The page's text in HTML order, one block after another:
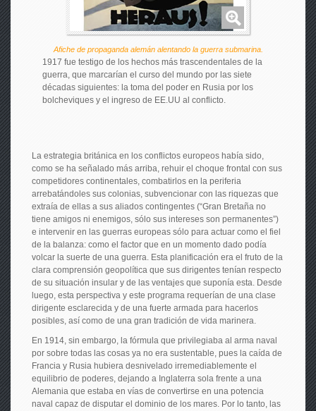
Afiche de propaganda alemán alentando la guerra submarina.
1917 fue testigo de los hechos más trascendentales de la
guerra, que marcarían el curso del mundo por las siete
décadas siguientes: la toma del poder en Rusia por los
bolcheviques y el ingreso de EE.UU al conflicto.
La estrategia británica en los conflictos europeos había sido,
como se ha señalado más arriba, rehuir el choque frontal con sus
competidores continentales, combatirlos en la periferia
arrebatándoles sus colonias, subvencionar con las riquezas que
extraía de ellas a sus aliados contingentes (“Gran Bretaña no
tiene amigos ni enemigos, sólo sus intereses son permanentes”)
e intervenir en las guerras europeas sólo para actuar como el fiel
de la balanza: como el factor que en un momento dado podía
volcar la suerte de una guerra. Esta planificación era el fruto de la
clara comprensión geopolítica que sus dirigentes tenían respecto
de su situación insular y de las ventajes que suponía esta. Desde
luego, esta perspectiva y este programa requerían de una clase
dirigente esclarecida y de una fuerte armada para hacerlos
posibles, así como de una gran tradición de vida marinera.
En 1914, sin embargo, la fórmula que privilegiaba al arma naval
por sobre todas las cosas ya no era sustentable, pues la caída de
Francia y Rusia hubiera desnivelado irremediablemente el
equilibrio de poderes, dejando a Inglaterra sola frente a una
Alemania que estaba en vías de convertirse en una potencia
naval capaz de disputar el dominio de los mares. Por lo tanto, las